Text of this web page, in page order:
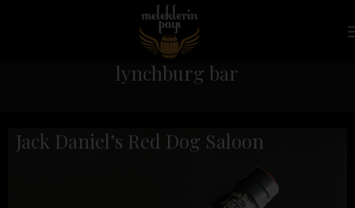
lynchburg bar
Jack Daniel’s Red Dog Saloon